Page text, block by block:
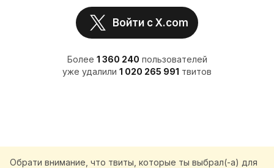
Войти с X.com
Более 1 360 240 пользователей
уже удалили 1 020 265 991 твитов
Обрати внимание, что твиты, которые ты выбрал(-а) для